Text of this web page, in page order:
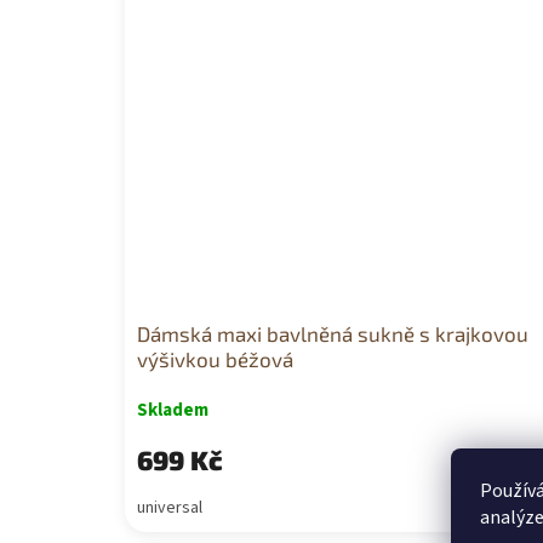
Dámská maxi bavlněná sukně s krajkovou
výšivkou béžová
Skladem
699 Kč
universal